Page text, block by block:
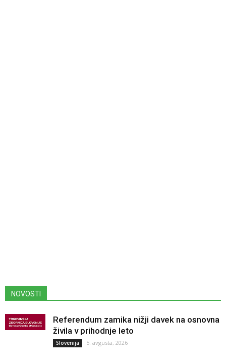
NOVOSTI
Referendum zamika nižji davek na osnovna
živila v prihodnje leto
Slovenija 5. avgusta, 2026